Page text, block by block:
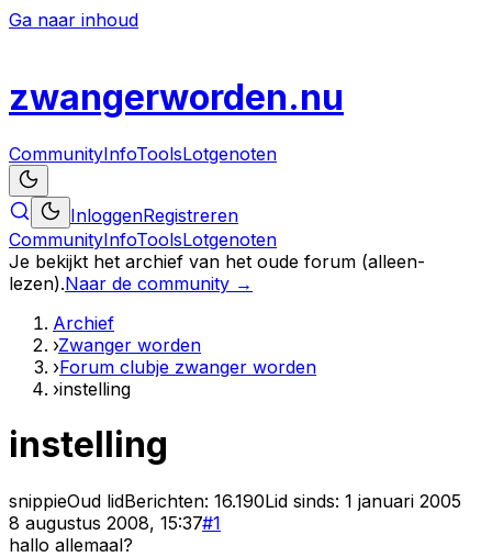
Ga naar inhoud
zwangerworden.nu
CommunityInfoToolsLotgenoten
InloggenRegistreren
CommunityInfoToolsLotgenoten
Je bekijkt het archief van het oude forum (alleen-
lezen).Naar de community →
Archief
›Zwanger worden
›Forum clubje zwanger worden
›instelling
instelling
snippieOud lidBerichten: 16.190Lid sinds: 1 januari 2005
8 augustus 2008, 15:37#1
hallo allemaal?